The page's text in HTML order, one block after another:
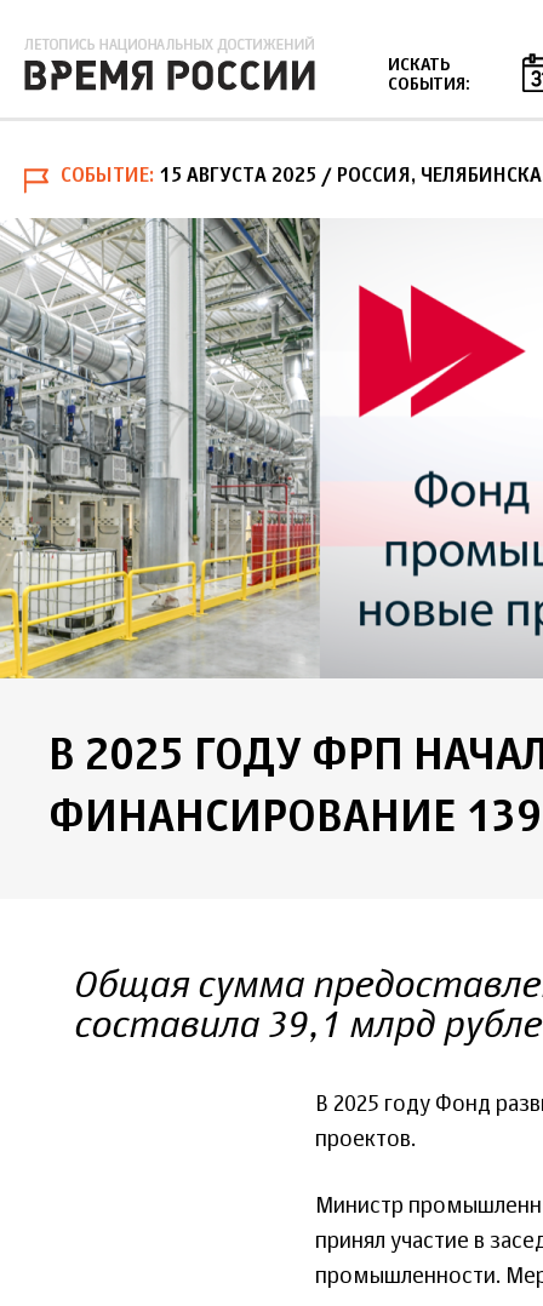
ИСКАТЬ
СОБЫТИЯ:
СОБЫТИЕ 15 АВГУСТА 2025 / РОССИЯ,
В 2025 ГОДУ ФРП
ФИНАНСИРОВАНИЕ
Общая сумма
составила 39,1 млрд
В 2025 году Фонд
проектов.
Министр
принял участие в
промышленности.